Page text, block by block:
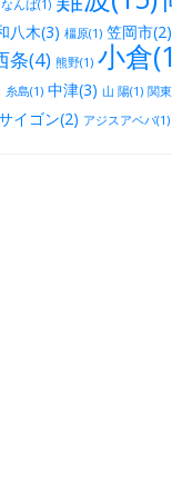
なんば(1)
八木(3) 橿原(1) 笠岡市(2)
条(4) 熊野(1) 小倉
糸島(1) 中津(3) 山 陽(1) 関
イゴン(2) アジスアベバ(1)